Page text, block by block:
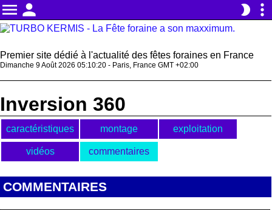
menu person brightness_2 more_vert
Premier site dédié à l'actualité des fêtes foraines en France
Dimanche 9 Août 2026 05:10:20 - Paris, France GMT +02:00
Inversion 360
caractéristiques montage exploitation
vidéos commentaires
COMMENTAIRES